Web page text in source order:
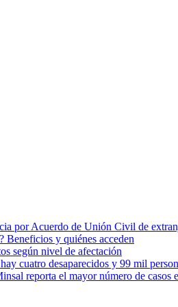
por Acuerdo de Unión Civil de
Beneficios y quiénes acceden
según nivel de afectación
cuatro desaparecidos y 99 mil
reporta el mayor número de casos